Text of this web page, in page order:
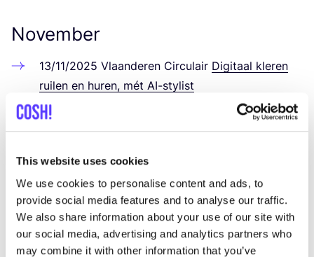
This website uses cookies
We use cookies to personalise content and ads, to
provide social media features and to analyse our traffic.
We also share information about your use of our site with
our social media, advertising and analytics partners who
may combine it with other information that you’ve
November
13/11/2025 Vla­an­de­ren Cir­cu­lair Digi­taal kle­ren
rui­len en huren, mét AI-sty­list
Dezember
04/12/2025imec.istart Talks
over the­ma’s gere­la­teerd aan cir­cu­lai­re eco­no­mie
en duurzaamheid.
06/ 12/2025Geme­en­te Arn­hemTextiel: een waar­
de­vol­le grond­s­tof